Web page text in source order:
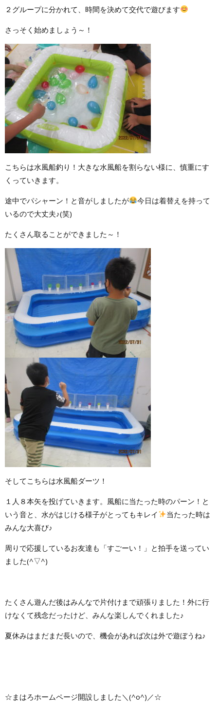
２グループに分かれて、時間を決めて交代で遊びます
さっそく始めましょう～！
こちらは水風船釣り！大きな水風船を割らない様に、慎重にす
くっていきます。
途中でパシャーン！と音がしましたが
今日は着替えを持って
いるので大丈夫♪(笑)
たくさん取ることができました～！
そしてこちらは水風船ダーツ！
１人８本矢を投げていきます。風船に当たった時のパーン！と
いう音と、水がはじける様子がとってもキレイ
当たった時は
みんな大喜び♪
周りで応援しているお友達も「すごーい！」と拍手を送ってい
ました(^▽^)
たくさん遊んだ後はみんなで片付けまで頑張りました！外に行
けなくて残念だったけど、みんな楽しんでくれました♪
夏休みはまだまだ長いので、機会があれば次は外で遊ぼうね♪
☆まはろホームページ開設しました＼(^o^)／☆